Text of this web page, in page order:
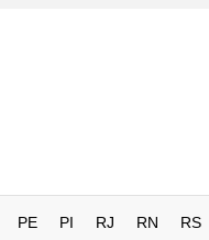
PE PI RJ RN RS